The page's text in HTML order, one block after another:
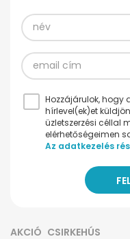
Hozzájárulok, hogy
hírlevel(ek)et
üzletszerzési céllal
elérhetőségeimen
Az adatkezelés
AKCIÓ CSIRKEHÚS